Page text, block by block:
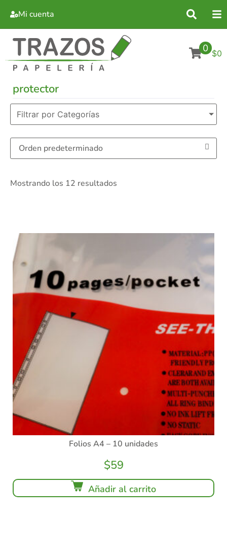
Mi cuenta
0 $0
protector
Filtrar por Categorías
Mostrando los 12 resultados
Folios A4 – 10 unidades
$59
Añadir al carrito